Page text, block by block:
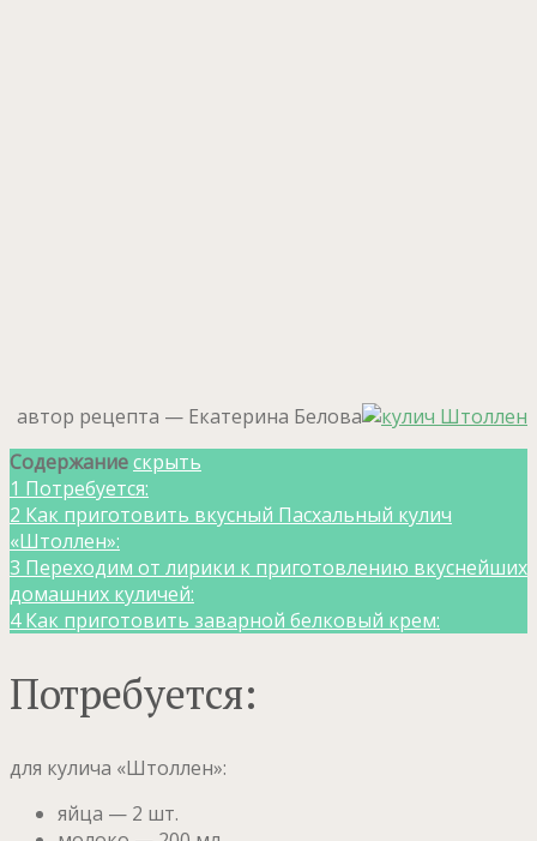
автор рецепта — Екатерина Белова
Содержаниескрыть
1 Потребуется:
2 Как приготовить вкусный Пасхальный кулич
«Штоллен»:
3 Переходим от лирики к приготовлению вкуснейших
домашних куличей:
4 Как приготовить заварной белковый крем:
Потребуется:
для кулича «Штоллен»:
яйца — 2 шт.